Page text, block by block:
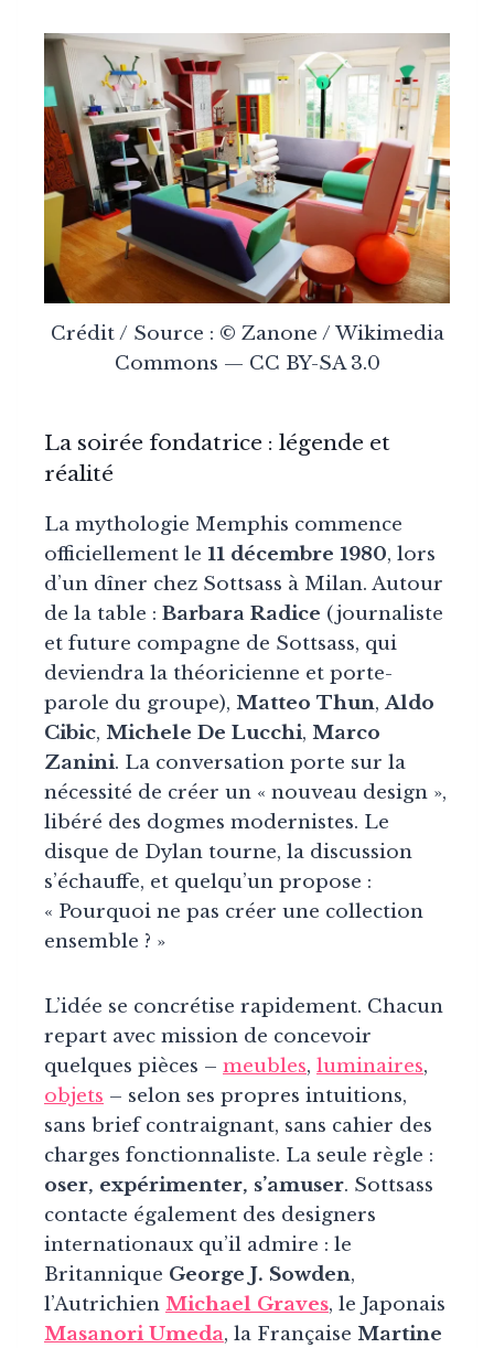
Crédit / Source : © Zanone / Wikimedia
Commons — CC BY-SA 3.0
La soirée fondatrice : légende et
réalité
La mythologie Memphis commence
officiellement le 11 décembre 1980, lors
d’un dîner chez Sottsass à Milan. Autour
de la table : Barbara Radice (journaliste
et future compagne de Sottsass, qui
deviendra la théoricienne et porte-
parole du groupe), Matteo Thun,Aldo
Cibic, Michele De Lucchi, Marco
Zanini. La conversation porte sur la
nécessité de créer un « nouveau design »,
libéré des dogmes modernistes. Le
disque de Dylan tourne, la discussion
s’échauffe, et quelqu’un propose :
« Pourquoi ne pas créer une collection
ensemble ? »
L’idée se concrétise rapidement. Chacun
repart avec mission de concevoir
quelques pièces – meubles, luminaires,
objets – selon ses propres intuitions,
sans brief contraignant, sans cahier des
charges fonctionnaliste. La seule règle :
oser, expérimenter, s’amuser. Sottsass
contacte également des designers
internationaux qu’il admire : le
Britannique George J. Sowden,
l’Autrichien Michael Graves, le Japonais
Masanori Umeda, la Française Martine